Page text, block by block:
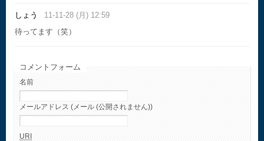
しょう
11-11-28 (月) 12:59
待ってます（笑）
コメントフォーム
名前
メールアドレス (メール (公開されません))
URI